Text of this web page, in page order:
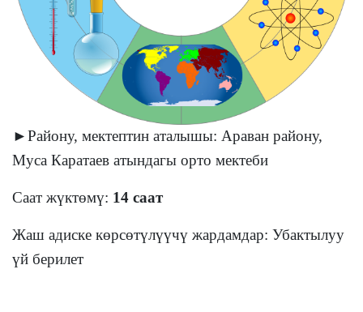
►Району, мектептин аталышы: Араван району,
Муса Каратаев атындагы орто мектеби
Саат жүктөмү: 14 саат
Жаш адиске көрсөтүлүүчү жардамдар: Убактылуу
үй берилет